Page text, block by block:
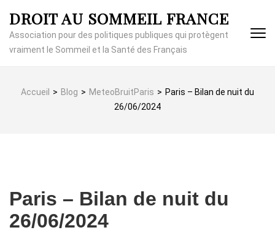
contenu
(Pressez
DROIT AU SOMMEIL FRANCE
Association pour des politiques publiques qui protègent
vraiment le Sommeil et la Santé des Français
Accueil > Blog > MeteoBruitParis > Paris – Bilan de nuit du
26/06/2024
Paris – Bilan de nuit du
26/06/2024